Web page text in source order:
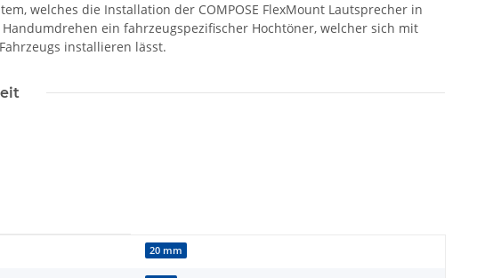
welches die Installation der COMPOSE FlexMount Lautsprecher in
ein fahrzeugspezifischer Hochtöner, welcher sich mit
installieren lässt.
20 mm